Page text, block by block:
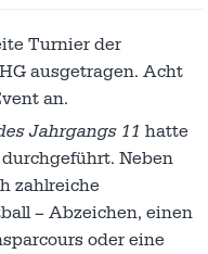
Turnier der
ausgetragen. Acht
an.
Jahrgangs 11 hatte
Neben
zahlreiche
– Abzeichen, einen
oder eine